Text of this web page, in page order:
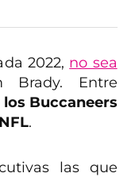
2022, no sea
Brady. Entre
los Buccaneers
.
las que